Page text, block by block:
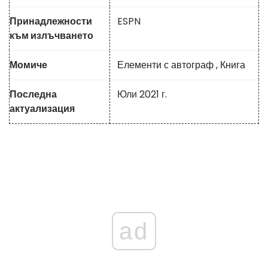
Принадлежности
към излъчването
ESPN
Момиче Елементи с автограф, Книга
Последна
актуализация
Юли 2021 г.
ad